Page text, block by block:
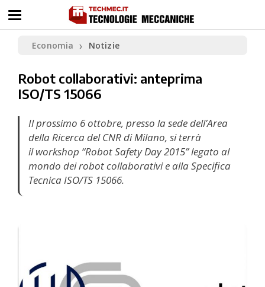
Economia ❯ Notizie
Robot collaborativi: anteprima
ISO/TS 15066
Il prossimo 6 ottobre, presso la sede dell’Area
della Ricerca del CNR di Milano, si terrà
il workshop “Robot Safety Day 2015” legato al
mondo dei robot collaborativi e alla Specifica
Tecnica ISO/TS 15066.